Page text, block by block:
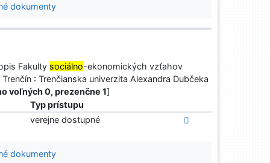
dokumenty
Fakulty sociálno-ekonomických vzťahov
: Trenčianska univerzita Alexandra Dubčeka
voľných 0, prezenčne 1]
Typ prístupu
verejne dostupné
dokumenty